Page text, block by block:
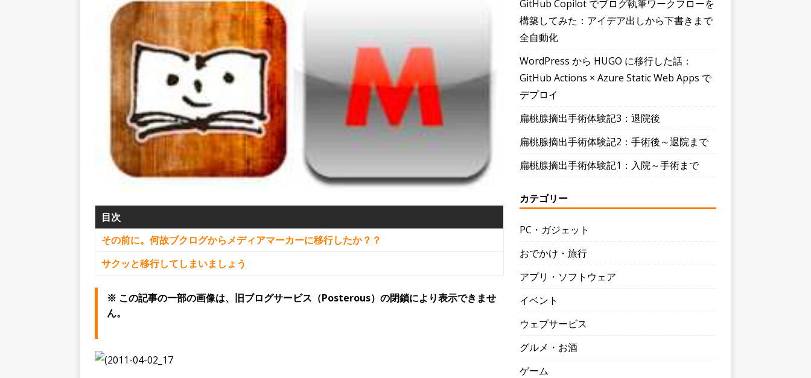
目次
その前に。何故ブクログからメディアマーカーに移行したか？？
サクッと移行してしまいましょう
※ この記事の一部の画像は、旧ブログサービス（Posterous）の閉鎖により表示できませ
ん。
GitHub Copilot でブログ執筆ワークフローを
構築してみた：アイデア出しから下書きまで
全自動化
WordPress から HUGO に移行した話：
GitHub Actions × Azure Static Web Apps で
デプロイ
扁桃腺摘出手術体験記3：退院後
扁桃腺摘出手術体験記2：手術後～退院まで
扁桃腺摘出手術体験記1：入院～手術まで
カテゴリー
PC・ガジェット
おでかけ・旅行
アプリ・ソフトウェア
イベント
ウェブサービス
グルメ・お酒
ゲーム